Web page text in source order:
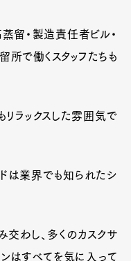
留・製造責任者ビル・
所で働くスタッフたちも
リラックスした雰囲気で
ドは業界でも知られたシ
交わし、多くのカスクサ
ンはすべてを気に入って